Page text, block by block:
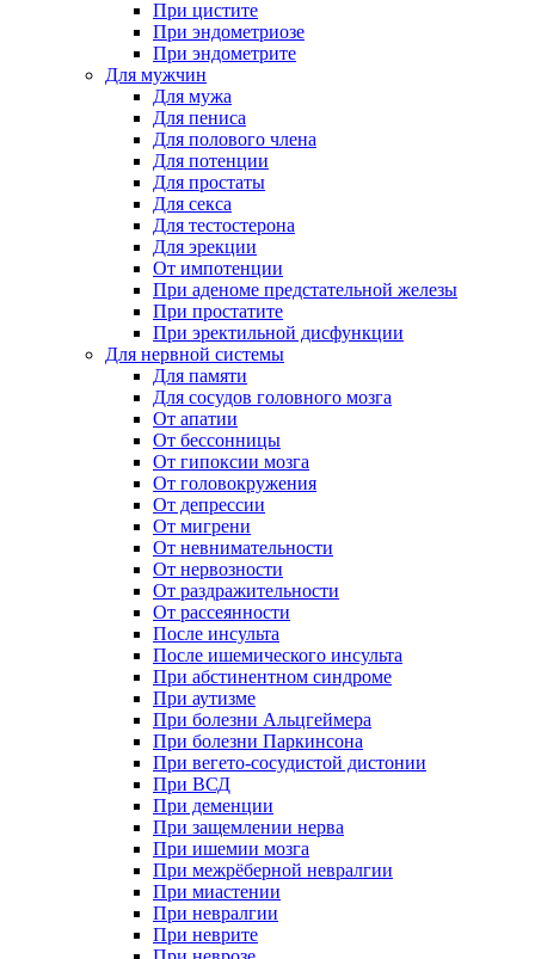
При цистите
При эндометриозе
При эндометрите
Для мужчин
Для мужа
Для пениса
Для полового члена
Для потенции
Для простаты
Для секса
Для тестостерона
Для эрекции
От импотенции
При аденоме предстательной железы
При простатите
При эректильной дисфункции
Для нервной системы
Для памяти
Для сосудов головного мозга
От апатии
От бессонницы
От гипоксии мозга
От головокружения
От депрессии
От мигрени
От невнимательности
От нервозности
От раздражительности
От рассеянности
После инсульта
После ишемического инсульта
При абстинентном синдроме
При аутизме
При болезни Альцгеймера
При болезни Паркинсона
При вегето-сосудистой дистонии
При ВСД
При деменции
При защемлении нерва
При ишемии мозга
При межрёберной невралгии
При миастении
При невралгии
При неврите